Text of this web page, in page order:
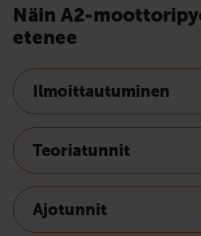
Näin A2-
etenee
Ilmoittautuminen
Teoriatunnit
Ajotunnit